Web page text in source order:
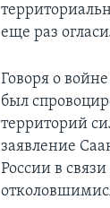
еще раз
Говоря о
был
территорий
заявление
России в